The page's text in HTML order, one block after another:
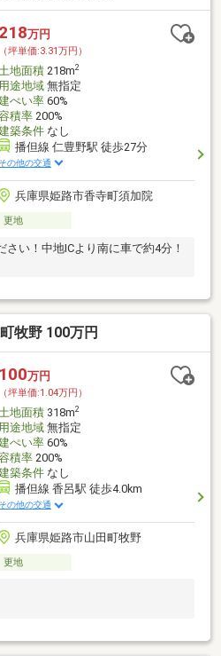
218万円
（坪単価:3.31万円）
土地面積218m2
用途地域無指定
ぺい率60%
積率200%
築条件なし
播但線 仁豊野駅 徒歩27分
その他の交通
兵庫県姫路市香寺町須加院
更地
い！中地ICより南に車で約4分！
牧野 100万円
100万円
（坪単価:1.04万円）
地面積318m2
用途地域無指定
ぺい率60%
積率200%
築条件なし
播但線 香呂駅 徒歩4.0km
その他の交通
兵庫県姫路市山田町牧野
更地